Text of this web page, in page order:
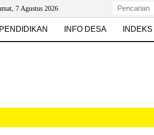
7 Agustus 2026
PENDIDIKAN INFO DESA INDEKS